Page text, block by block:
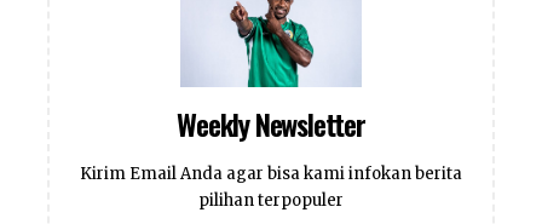
Weekly Newsletter
Kirim Email Anda agar bisa kami infokan berita
pilihan terpopuler